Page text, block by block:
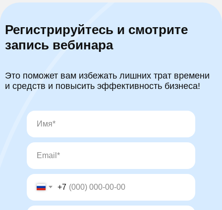
Регистрируйтесь и смотрите
запись вебинара
Это поможет вам избежать лишних трат времени
и средств и повысить эффективность бизнеса!
+7